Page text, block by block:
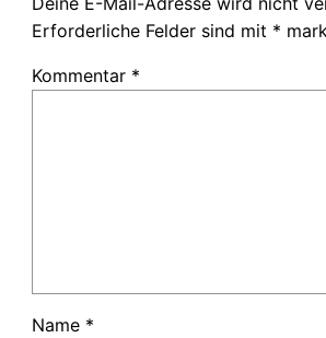
Erforderliche Felder sind mit *
Kommentar *
Name *